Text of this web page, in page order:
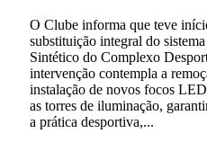
O Clube informa que teve
substituição integral do
Sintético do Complexo
intervenção contempla a
instalação de novos focos
as torres de iluminação,
a prática desportiva,...